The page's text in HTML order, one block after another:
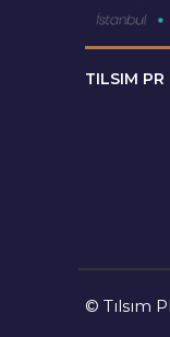
TILSIM PR
© Tılsım